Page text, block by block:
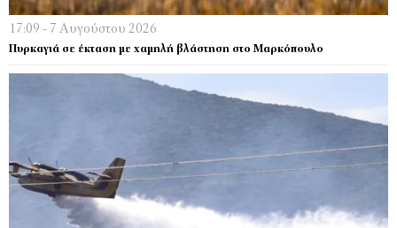
17:09 - 7 Αυγούστου 2026
Πυρκαγιά σε έκταση με χαμηλή βλάστηση στο Μαρκόπουλο